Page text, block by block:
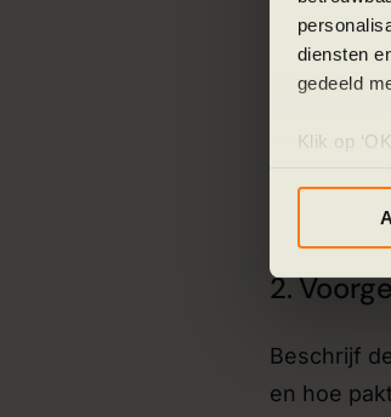
diensten
gedeeld
Klik op
doel aan.
mogelijk,
2.
Beschrijf
en hoe